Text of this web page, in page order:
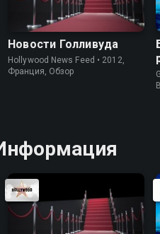
Новости Голливуда
Hollywood News Feed • 2012,
Франция, Обзор